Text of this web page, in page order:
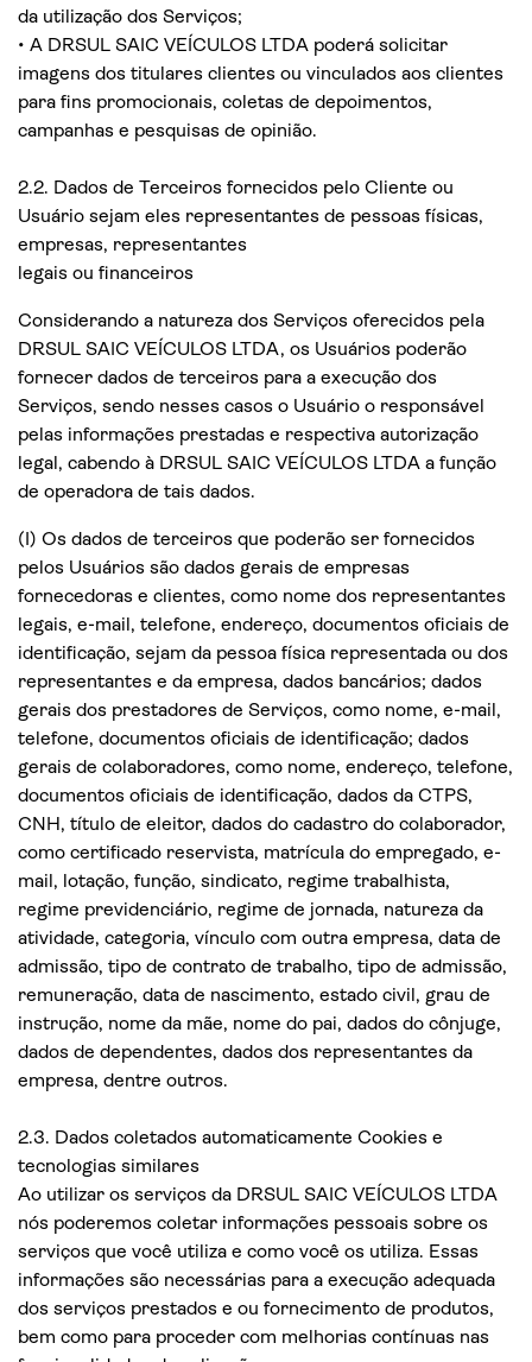
da utilização dos Serviços;
• A DRSUL SAIC VEÍCULOS LTDA poderá solicitar
imagens dos titulares clientes ou vinculados aos clientes
para fins promocionais, coletas de depoimentos,
campanhas e pesquisas de opinião.
2.2. Dados de Terceiros fornecidos pelo Cliente ou
Usuário sejam eles representantes de pessoas físicas,
empresas, representantes
legais ou financeiros
Considerando a natureza dos Serviços oferecidos pela
DRSUL SAIC VEÍCULOS LTDA, os Usuários poderão
fornecer dados de terceiros para a execução dos
Serviços, sendo nesses casos o Usuário o responsável
pelas informações prestadas e respectiva autorização
legal, cabendo à DRSUL SAIC VEÍCULOS LTDA a função
de operadora de tais dados.
(I) Os dados de terceiros que poderão ser fornecidos
pelos Usuários são dados gerais de empresas
fornecedoras e clientes, como nome dos representantes
legais, e-mail, telefone, endereço, documentos oficiais de
identificação, sejam da pessoa física representada ou dos
representantes e da empresa, dados bancários; dados
gerais dos prestadores de Serviços, como nome, e-mail,
telefone, documentos oficiais de identificação; dados
gerais de colaboradores, como nome, endereço, telefone,
documentos oficiais de identificação, dados da CTPS,
CNH, título de eleitor, dados do cadastro do colaborador,
como certificado reservista, matrícula do empregado, e-
mail, lotação, função, sindicato, regime trabalhista,
regime previdenciário, regime de jornada, natureza da
atividade, categoria, vínculo com outra empresa, data de
admissão, tipo de contrato de trabalho, tipo de admissão,
remuneração, data de nascimento, estado civil, grau de
instrução, nome da mãe, nome do pai, dados do cônjuge,
dados de dependentes, dados dos representantes da
empresa, dentre outros.
2.3. Dados coletados automaticamente Cookies e
tecnologias similares
Ao utilizar os serviços da DRSUL SAIC VEÍCULOS LTDA
nós poderemos coletar informações pessoais sobre os
serviços que você utiliza e como você os utiliza. Essas
informações são necessárias para a execução adequada
dos serviços prestados e ou fornecimento de produtos,
bem como para proceder com melhorias contínuas nas